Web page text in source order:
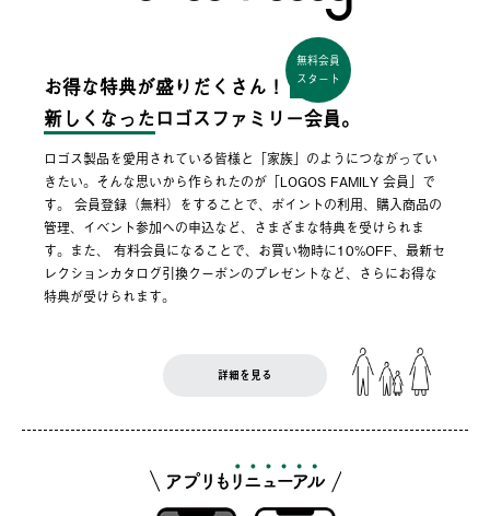
お得な特典が盛りだくさん！
無料会員
スタート
新しくなった ロゴスファミリー会員。
ロゴス製品を愛用されている皆様と「家族」のようにつながってい
きたい。そんな思いから作られたのが「LOGOS FAMILY 会員」で
す。 会員登録（無料）をすることで、ポイントの利用、購入商品の
管理、イベント参加への申込など、さまざまな特典を受けられま
す。また、 有料会員になることで、お買い物時に10%OFF、最新セ
レクションカタログ引換クーポンのプレゼントなど、さらにお得な
特典が受けられます。
詳細を見る